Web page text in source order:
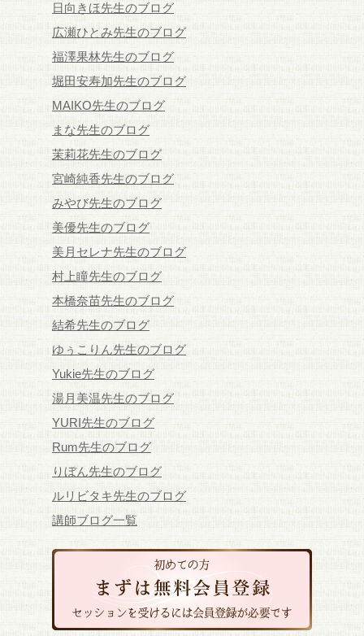
日向きほ先生のブログ
広瀬ひとみ先生のブログ
福澤果林先生のブログ
堀田安寿加先生のブログ
MAIKO先生のブログ
まな先生のブログ
茉莉花先生のブログ
宮崎純香先生のブログ
みやび先生のブログ
美優先生のブログ
美月セレナ先生のブログ
村上瞳先生のブログ
本橋奈苗先生のブログ
結希先生のブログ
ゆぅこりん先生のブログ
Yukie先生のブログ
湯月美温先生のブログ
YURI先生のブログ
Rum先生のブログ
りぼん先生のブログ
ルリビタキ先生のブログ
講師ブログ一覧